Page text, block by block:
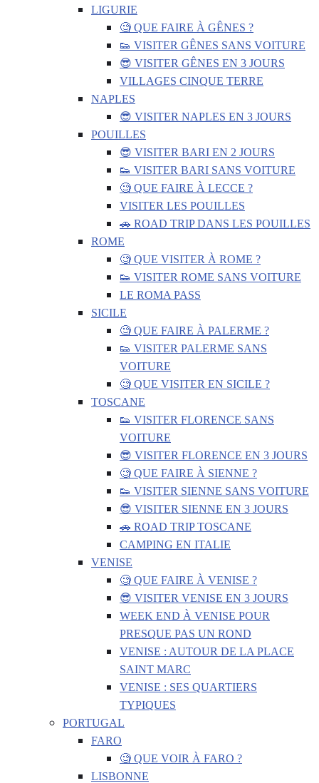
LIGURIE
🧐 QUE FAIRE À GÊNES ?
👟 VISITER GÊNES SANS VOITURE
😎 VISITER GÊNES EN 3 JOURS
VILLAGES CINQUE TERRE
NAPLES
😎 VISITER NAPLES EN 3 JOURS
POUILLES
😎 VISITER BARI EN 2 JOURS
👟 VISITER BARI SANS VOITURE
🧐 QUE FAIRE À LECCE ?
VISITER LES POUILLES
🚗 ROAD TRIP DANS LES POUILLES
ROME
🧐 QUE VISITER À ROME ?
👟 VISITER ROME SANS VOITURE
LE ROMA PASS
SICILE
🧐 QUE FAIRE À PALERME ?
👟 VISITER PALERME SANS
VOITURE
🧐 QUE VISITER EN SICILE ?
TOSCANE
👟 VISITER FLORENCE SANS
VOITURE
😎 VISITER FLORENCE EN 3 JOURS
🧐 QUE FAIRE À SIENNE ?
👟 VISITER SIENNE SANS VOITURE
😎 VISITER SIENNE EN 3 JOURS
🚗 ROAD TRIP TOSCANE
CAMPING EN ITALIE
VENISE
🧐 QUE FAIRE À VENISE ?
😎 VISITER VENISE EN 3 JOURS
WEEK END À VENISE POUR
PRESQUE PAS UN ROND
VENISE : AUTOUR DE LA PLACE
SAINT MARC
VENISE : SES QUARTIERS
TYPIQUES
PORTUGAL
FARO
🧐 QUE VOIR À FARO ?
LISBONNE